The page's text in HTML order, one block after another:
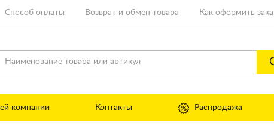
Способ оплаты Возврат и обмен товара Как оформить
компании Контакты Распродажа